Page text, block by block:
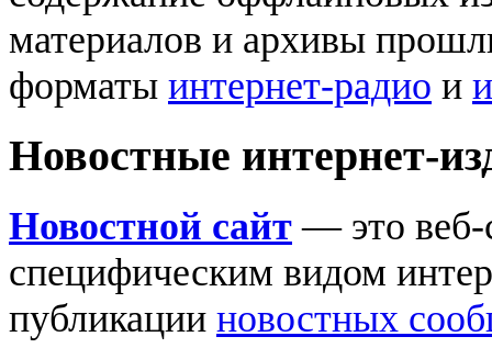
материалов и архивы
форматы интернет-радио и
Новостные интернет-
Новостной сайт — это веб-
специфическим видом
публикации новостных